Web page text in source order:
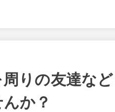
りの友達な
か？